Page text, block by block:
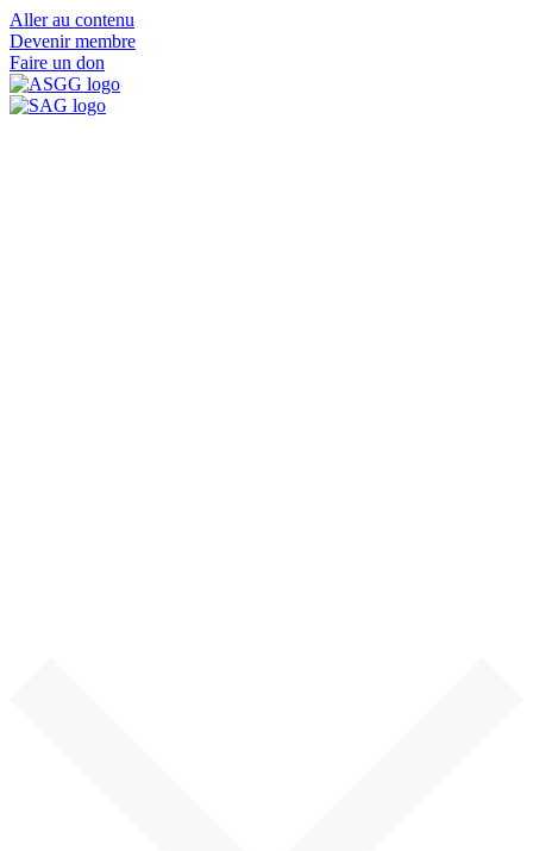
Aller au contenu
Devenir membre
Faire un don